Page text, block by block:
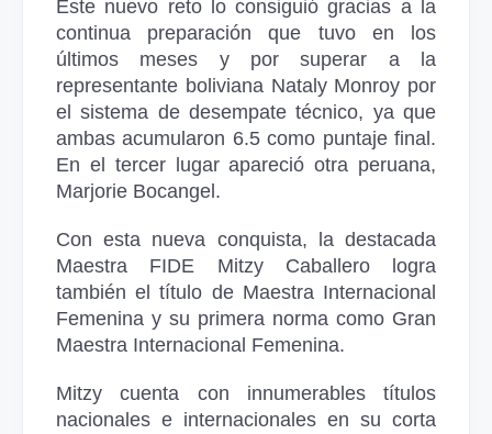
Este nuevo reto lo consiguió gracias a la
continua preparación que tuvo en los
últimos meses y por superar a la
representante boliviana Nataly Monroy por
el sistema de desempate técnico, ya que
ambas acumularon 6.5 como puntaje final.
En el tercer lugar apareció otra peruana,
Marjorie Bocangel.
Con esta nueva conquista, la destacada
Maestra FIDE Mitzy Caballero logra
también el título de Maestra Internacional
Femenina y su primera norma como Gran
Maestra Internacional Femenina.
Mitzy cuenta con innumerables títulos
nacionales e internacionales en su corta